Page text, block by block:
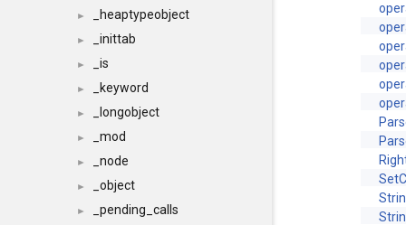
► _heaptypeobject
► _inittab
► _is
► _keyword
► _longobject
► _mod
► _node
► _object
► _pending_calls